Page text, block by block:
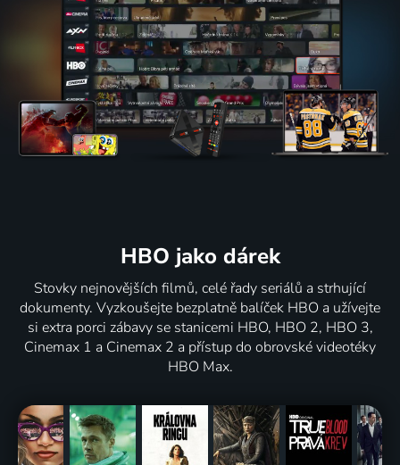
HBO jako dárek
Stovky nejnovějších filmů, celé řady seriálů a strhující
dokumenty. Vyzkoušejte bezplatně balíček HBO a užívejte
si extra porci zábavy se stanicemi HBO, HBO 2, HBO 3,
Cinemax 1 a Cinemax 2 a přístup do obrovské videotéky
HBO Max.